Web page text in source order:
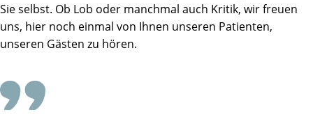
Sie selbst. Ob Lob oder manchmal auch Kritik, wir freuen
uns, hier noch einmal von Ihnen unseren Patienten,
unseren Gästen zu hören.